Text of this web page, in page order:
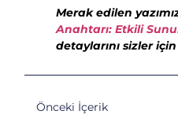
Merak edilen
Anahtarı: Etkili
detaylarını sizler
Önceki İçerik